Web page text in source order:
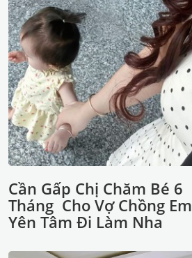
Cần Gấp Chị Chăm Bé 6
Tháng Cho Vợ Chồng Em
Yên Tâm Đi Làm Nha